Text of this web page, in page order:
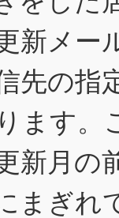
新メー
先の指
ます。
新月の
まぎれ